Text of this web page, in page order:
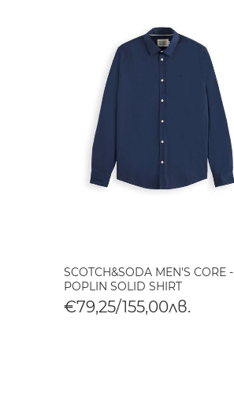
SCOTCH&SODA MEN'S CORE -
POPLIN SOLID SHIRT
€79,25/155,00лв.